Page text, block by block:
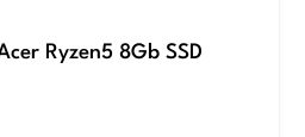
Ryzen5 8Gb SSD